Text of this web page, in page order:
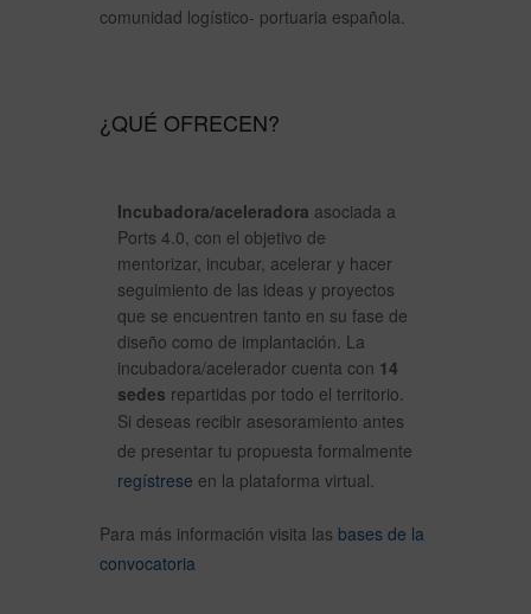
comunidad logístico- portuaria española.
¿QUÉ OFRECEN?
Incubadora/aceleradora asociada a
Ports 4.0, con el objetivo de
mentorizar, incubar, acelerar y hacer
seguimiento de las ideas y proyectos
que se encuentren tanto en su fase de
diseño como de implantación. La
incubadora/acelerador cuenta con 14
sedes repartidas por todo el territorio.
Si deseas recibir asesoramiento antes
de presentar tu propuesta formalmente
regístrese en la plataforma virtual.
Para más información visita las bases de la
convocatoria